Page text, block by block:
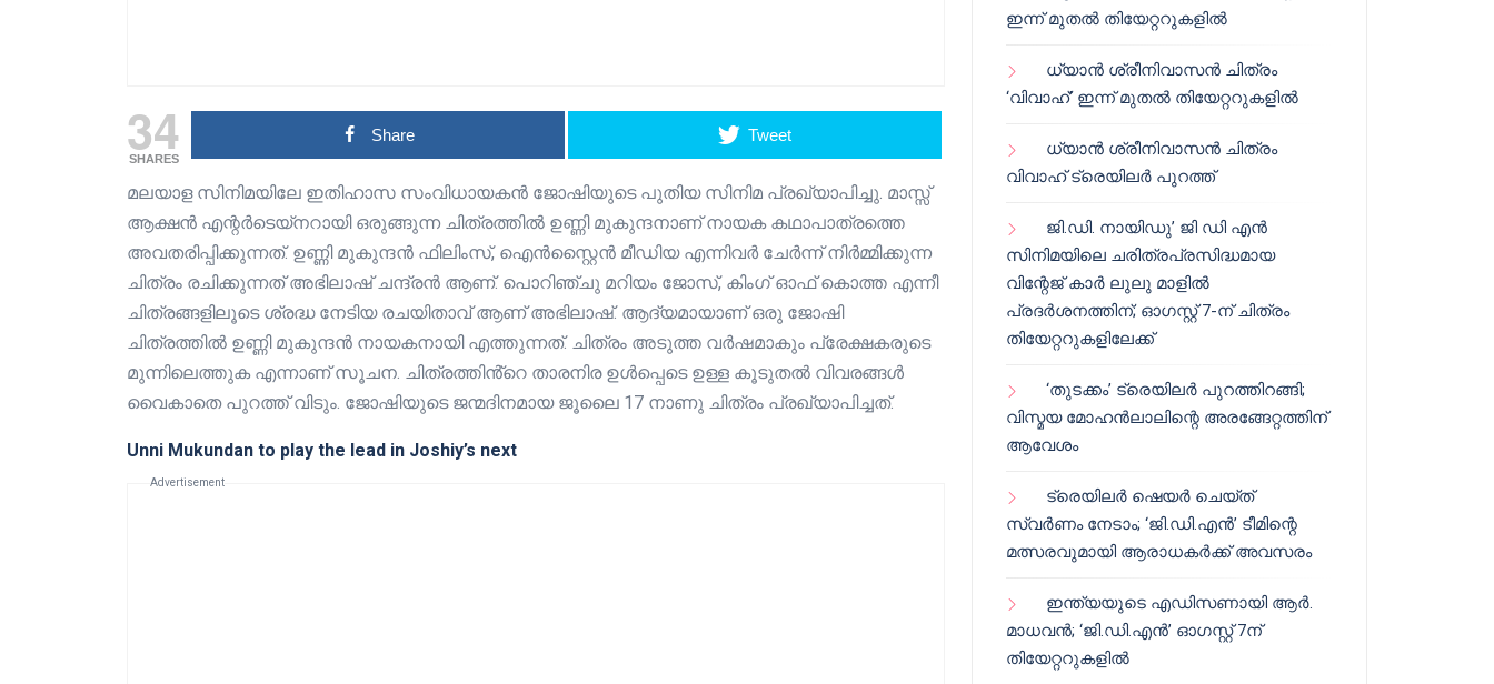
34
SHARES
Share Tweet
മലയാള സിനിമയിലേ ഇതിഹാസ സംവിധായകൻ ജോഷിയുടെ പുതിയ സിനിമ പ്രഖ്യാപിച്ചു. മാസ്സ്
ആക്ഷൻ എന്റർടെയ്നറായി ഒരുങ്ങുന്ന ചിത്രത്തില്‍ ഉണ്ണി മുകുന്ദനാണ് നായക കഥാപാത്രത്തെ
അവതരിപ്പിക്കുന്നത്. ഉണ്ണി മുകുന്ദൻ ഫിലിംസ്, ഐൻസ്റ്റൈൻ മീഡിയ എന്നിവർ ചേർന്ന് നിർമ്മിക്കുന്ന
ചിത്രം രചിക്കുന്നത് അഭിലാഷ് ചന്ദ്രൻ ആണ്. പൊറിഞ്ചു മറിയം ജോസ്, കിംഗ് ഓഫ് കൊത്ത എന്നീ
ചിത്രങ്ങളിലൂടെ ശ്രദ്ധ നേടിയ രചയിതാവ് ആണ് അഭിലാഷ്. ആദ്യമായാണ് ഒരു ജോഷി
ചിത്രത്തിൽ ഉണ്ണി മുകുന്ദൻ നായകനായി എത്തുന്നത്. ചിത്രം അടുത്ത വർഷമാകും പ്രേക്ഷകരുടെ
മുന്നിലെത്തുക എന്നാണ് സൂചന. ചിത്രത്തിൻ്റെ താരനിര ഉൾപ്പെടെ ഉള്ള കൂടുതൽ വിവരങ്ങൾ
വൈകാതെ പുറത്ത് വിടും. ജോഷിയുടെ ജന്മദിനമായ ജൂലൈ 17 നാണു ചിത്രം പ്രഖ്യാപിച്ചത്.
Unni Mukundan to play the lead in Joshiy’s next
Advertisement
ഇന്ന് മുതൽ തിയേറ്ററുകളിൽ
ധ്യാൻ ശ്രീനിവാസൻ ചിത്രം
‘വിവാഹ്’ ഇന്ന് മുതൽ തിയേറ്ററുകളിൽ
ധ്യാൻ ശ്രീനിവാസൻ ചിത്രം
വിവാഹ് ട്രെയിലർ പുറത്ത്
ജി.ഡി. നായിഡു’ ജി ഡി എൻ
സിനിമയിലെ ചരിത്രപ്രസിദ്ധമായ
വിന്റേജ് കാർ ലുലു മാളിൽ
പ്രദർശനത്തിന്; ഓഗസ്റ്റ് 7-ന് ചിത്രം
തിയേറ്ററുകളിലേക്ക്
‘തുടക്കം’ ട്രെയിലർ പുറത്തിറങ്ങി;
വിസ്മയ മോഹൻലാലിന്റെ അരങ്ങേറ്റത്തിന്
ആവേശം
ട്രെയിലർ ഷെയർ ചെയ്‌ത്
സ്വർണം നേടാം; ‘ജി.ഡി.എൻ’ ടീമിന്റെ
മത്സരവുമായി ആരാധകർക്ക് അവസരം
ഇന്ത്യയുടെ എഡിസണായി ആർ.
മാധവൻ; ‘ജി.ഡി.എൻ’ ഓഗസ്റ്റ് 7ന്
തിയേറ്ററുകളിൽ